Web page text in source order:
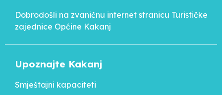
Dobrodošli na zvaničnu internet stranicu Turističke
zajednice Općine Kakanj
Upoznajte Kakanj
Smještajni kapaciteti